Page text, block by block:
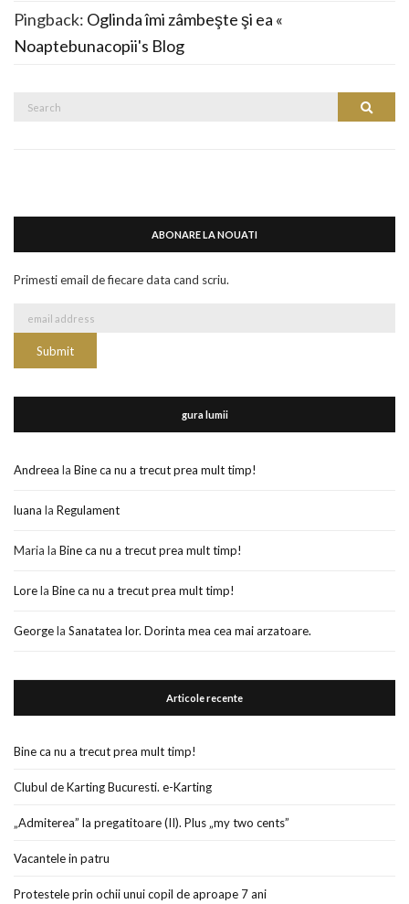
Pingback: Oglinda îmi zâmbeşte şi ea «
Noaptebunacopii's Blog
Search
ABONARE LA NOUATI
Primesti email de fiecare data cand scriu.
gura lumii
Andreea la Bine ca nu a trecut prea mult timp!
luana la Regulament
Maria la Bine ca nu a trecut prea mult timp!
Lorela Bine ca nu a trecut prea mult timp!
Georgela Sanatatea lor. Dorinta mea cea mai arzatoare.
Articole recente
Bine ca nu a trecut prea mult timp!
Clubul de Karting Bucuresti. e-Karting
„Admiterea” la pregatitoare (II). Plus „my two cents”
Vacantele in patru
Protestele prin ochii unui copil de aproape 7 ani